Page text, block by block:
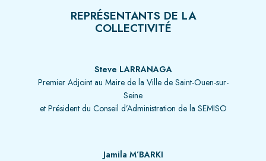
REPRÉSENTANTS DE LA
COLLECTIVITÉ
Steve LARRANAGA
Premier Adjoint au Maire de la Ville de Saint-Ouen-sur-
Seine
et Président du Conseil d’Administration de la SEMISO
Jamila M’BARKI